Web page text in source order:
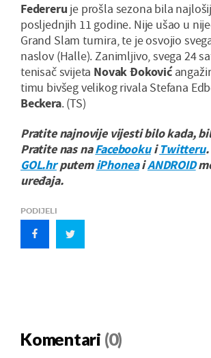
Federeru je prošla sezona bila
posljednjih 11 godine. Nije ušao u
Grand Slam turnira, te je osvojio
naslov (Halle). Zanimljivo, svega 24
tenisač svijeta Novak Đoković
timu bivšeg velikog rivala Stefana
Beckera. (TS)
Pratite najnovije vijesti bilo kada,
Pratite nas naFacebookuiTwitteru
GOL.hrputemiPhoneaiANDROID
uređaja.
PODIJELI
Komentari (0)